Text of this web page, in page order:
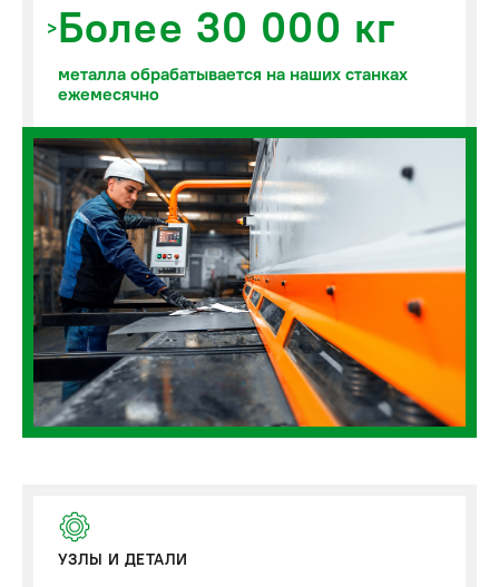
Более 30 000 кг
металла обрабатывается на наших станках
ежемесячно
УЗЛЫ И ДЕТАЛИ